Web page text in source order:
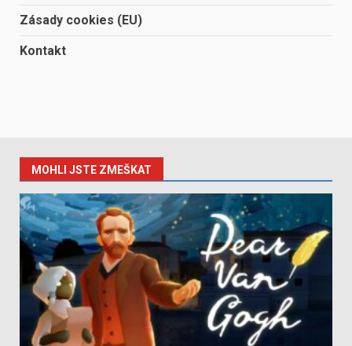
Zásady cookies (EU)
Kontakt
MOHLI JSTE ZMEŠKAT